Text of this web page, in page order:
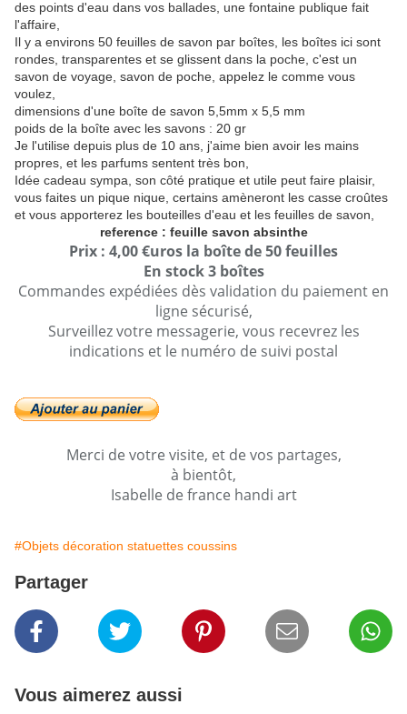
des points d'eau dans vos ballades, une fontaine publique fait
l'affaire,
Il y a environs 50 feuilles de savon par boîtes, les boîtes ici sont
rondes, transparentes et se glissent dans la poche, c'est un
savon de voyage, savon de poche, appelez le comme vous
voulez,
dimensions d'une boîte de savon 5,5mm x 5,5 mm
poids de la boîte avec les savons : 20 gr
Je l'utilise depuis plus de 10 ans, j'aime bien avoir les mains
propres, et les parfums sentent très bon,
Idée cadeau sympa, son côté pratique et utile peut faire plaisir,
vous faites un pique nique, certains amèneront les casse croûtes
et vous apporterez les bouteilles d'eau et les feuilles de savon,
reference : feuille savon absinthe
Prix : 4,00 €uros la boîte de 50 feuilles
En stock 3 boîtes
Commandes expédiées dès validation du paiement en
ligne sécurisé,
Surveillez votre messagerie, vous recevrez les
indications et le numéro de suivi postal
Merci de votre visite, et de vos partages,
à bientôt,
Isabelle de france handi art
#Objets décoration statuettes coussins
Partager
Vous aimerez aussi